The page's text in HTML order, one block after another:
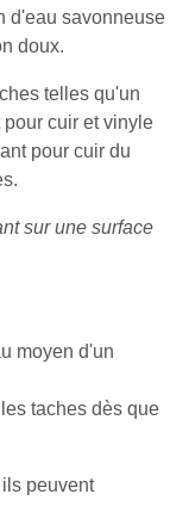
d'eau savonneuse
doux.
telles qu'un
cuir et vinyle
pour cuir du
sur une surface
moyen d'un
taches dès que
peuvent